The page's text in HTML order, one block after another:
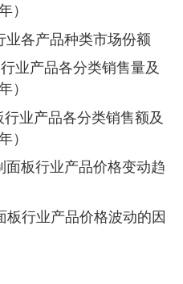
）
业各产品种类市场份额
业产品各分类销售量及
）
业产品各分类销售额及
）
板行业产品价格变动趋
行业产品价格波动的因